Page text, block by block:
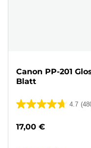
Canon PP-201
Blatt
4.7
4.7
17,00 €